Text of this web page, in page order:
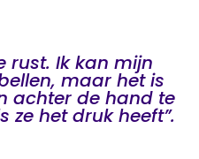
rust. Ik kan mijn
maar het is
achter de hand te
ze het druk heeft”.